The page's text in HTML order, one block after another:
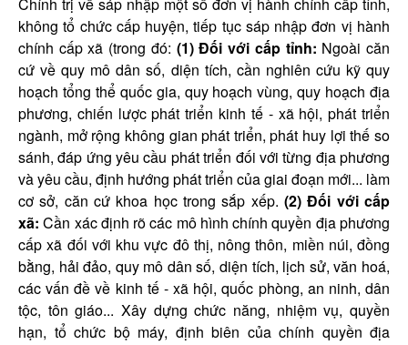
Chính trị về sáp nhập một số đơn vị hành chính cấp tỉnh,
không tổ chức cấp huyện, tiếp tục sáp nhập đơn vị hành
chính cấp xã (trong đó: (1) Đối với cấp tỉnh: Ngoài căn
cứ về quy mô dân số, diện tích, cần nghiên cứu kỹ quy
hoạch tổng thể quốc gia, quy hoạch vùng, quy hoạch địa
phương, chiến lược phát triển kinh tế - xã hội, phát triển
ngành, mở rộng không gian phát triển, phát huy lợi thế so
sánh, đáp ứng yêu cầu phát triển đối với từng địa phương
và yêu cầu, định hướng phát triển của giai đoạn mới... làm
cơ sở, căn cứ khoa học trong sắp xếp. (2) Đối với cấp
xã:Cần xác định rõ các mô hình chính quyền địa phương
cấp xã đối với khu vực đô thị, nông thôn, miền núi, đồng
bằng, hải đảo, quy mô dân số, diện tích, lịch sử, văn hoá,
các vấn đề về kinh tế - xã hội, quốc phòng, an ninh, dân
tộc, tôn giáo... Xây dựng chức năng, nhiệm vụ, quyền
hạn, tổ chức bộ máy, định biên của chính quyền địa